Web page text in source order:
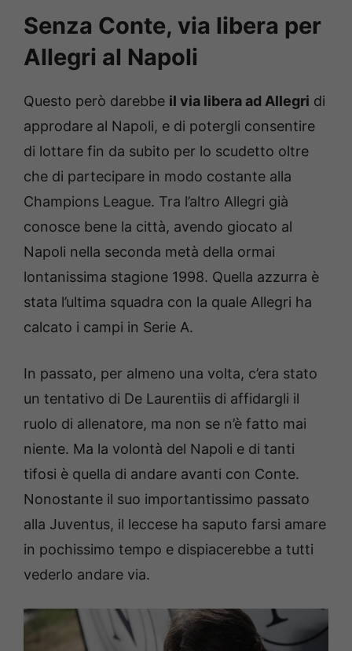
Senza Conte, via libera per
Allegri al Napoli
Questo però darebbe il via libera ad Allegri di
approdare al Napoli, e di potergli consentire
di lottare fin da subito per lo scudetto oltre
che di partecipare in modo costante alla
Champions League. Tra l’altro Allegri già
conosce bene la città, avendo giocato al
Napoli nella seconda metà della ormai
lontanissima stagione 1998. Quella azzurra è
stata l’ultima squadra con la quale Allegri ha
calcato i campi in Serie A.
In passato, per almeno una volta, c’era stato
un tentativo di De Laurentiis di affidargli il
ruolo di allenatore, ma non se n’è fatto mai
niente. Ma la volontà del Napoli e di tanti
tifosi è quella di andare avanti con Conte.
Nonostante il suo importantissimo passato
alla Juventus, il leccese ha saputo farsi amare
in pochissimo tempo e dispiacerebbe a tutti
vederlo andare via.